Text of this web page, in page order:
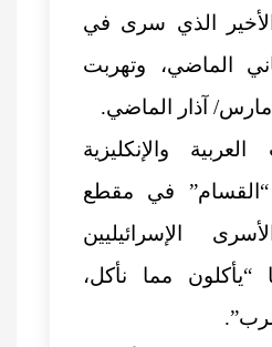
الذي سرى في
الماضي، وتهربت
آذار الماضي.
العربية والإنكليزية
“القسام” في مقطع
الإسرائيليين
“يأكلون مما نأكل،